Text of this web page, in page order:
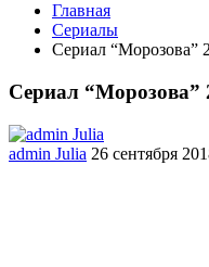
Главная
Сериалы
Сериал “Морозова”
Сериал “Морозова”
admin Julia 26 сентября